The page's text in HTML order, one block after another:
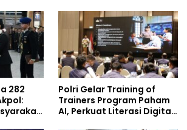
Policing Masuki Babak
282
Polri Gelar Training of
Trainers Program Paham
AI, Perkuat Literasi Digital